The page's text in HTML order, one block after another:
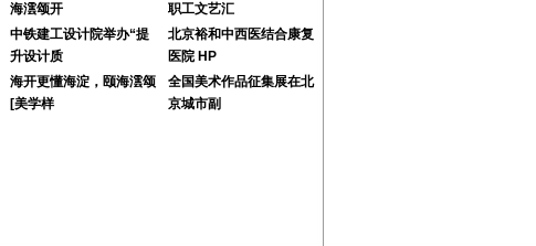
海澐颂开
职工文艺汇
中铁建工设计院举办“提
升设计质
北京裕和中西医结合康复
医院 HP
海开更懂海淀，颐海澐颂
[美学样
全国美术作品征集展在北
京城市副